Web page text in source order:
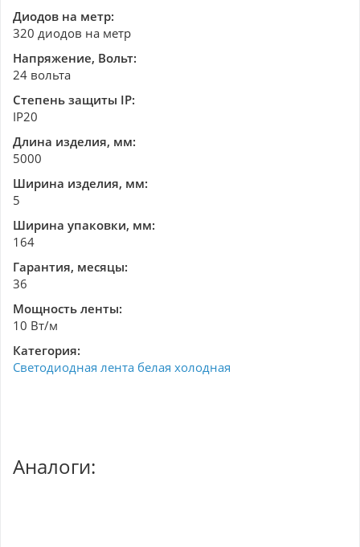
Диодов на метр:
320 диодов на метр
Напряжение, Вольт:
24 вольта
Степень защиты IP:
IP20
Длина изделия, мм:
5000
Ширина изделия, мм:
5
Ширина упаковки, мм:
164
Гарантия, месяцы:
36
Мощность ленты:
10 Вт/м
Категория:
Светодиодная лента белая холодная
Аналоги: